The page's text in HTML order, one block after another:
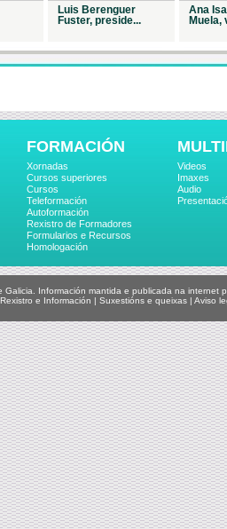
Luis Berenguer
Fuster, preside...
Ana
Muela,
FORMACIÓN
Xornadas
Cursos superiores
Cursos
Teleformación
Autoformación
Rexistro de Formadores
Formularios e Recursos
Homologación
Videos
Imaxes
Audio
Galicia. Información mantida e publicada na internet
e Información | Suxestións e queixas | Aviso